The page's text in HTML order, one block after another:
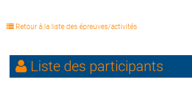
Retour à la liste des épreuves/activités
Liste des participants